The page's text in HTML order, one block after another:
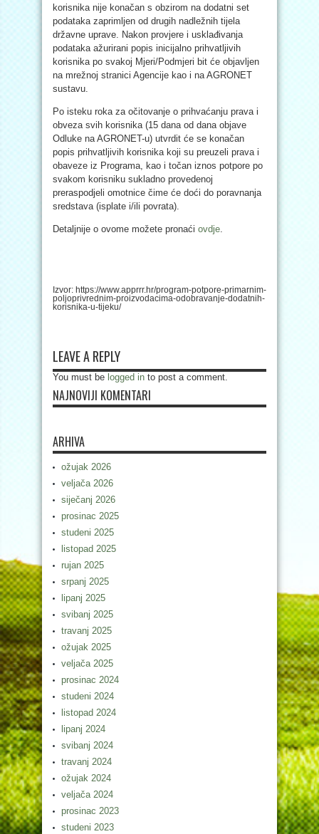
korisnika nije konačan s obzirom na dodatni set
podataka zaprimljen od drugih nadležnih tijela
državne uprave. Nakon provjere i usklađivanja
podataka ažurirani popis inicijalno prihvatljivih
korisnika po svakoj Mjeri/Podmjeri bit će objavljen
na mrežnoj stranici Agencije kao i na AGRONET
sustavu.
Po isteku roka za očitovanje o prihvaćanju prava i
obveza svih korisnika (15 dana od dana objave
Odluke na AGRONET-u) utvrdit će se konačan
popis prihvatljivih korisnika koji su preuzeli prava i
obaveze iz Programa, kao i točan iznos potpore po
svakom korisniku sukladno provedenoj
preraspodjeli omotnice čime će doći do poravnanja
sredstava (isplate i/ili povrata).
Detaljnije o ovome možete pronaći ovdje.
Izvor: https://www.apprrr.hr/program-potpore-primarnim-
poljoprivrednim-proizvodacima-odobravanje-dodatnih-
korisnika-u-tijeku/
LEAVE A REPLY
You must be logged in to post a comment.
NAJNOVIJI KOMENTARI
ARHIVA
ožujak 2026
veljača 2026
siječanj 2026
prosinac 2025
studeni 2025
listopad 2025
rujan 2025
srpanj 2025
lipanj 2025
svibanj 2025
travanj 2025
ožujak 2025
veljača 2025
prosinac 2024
studeni 2024
listopad 2024
lipanj 2024
svibanj 2024
travanj 2024
ožujak 2024
veljača 2024
prosinac 2023
studeni 2023